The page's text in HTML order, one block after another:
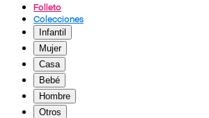
Folleto
Colecciones
Infantil
Mujer
Casa
Bebé
Hombre
Otros